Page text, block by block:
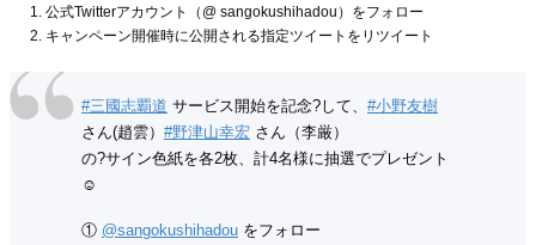
公式Twitterアカウント（@ sangokushihadou）をフォロー
キャンペーン開催時に公開される指定ツイートをリツイート
#三國志覇道 サービス開始を記念?して、 #小野友樹
さん(趙雲） #野津山幸宏 さん（李厳）
の?サイン色紙を各2枚、計4名様に抽選でプレゼント
☺️
① @sangokushihadou をフォロー